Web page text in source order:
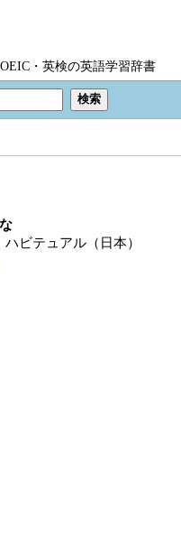
・英検の英語学習辞書
、ハビテュアル（日本）